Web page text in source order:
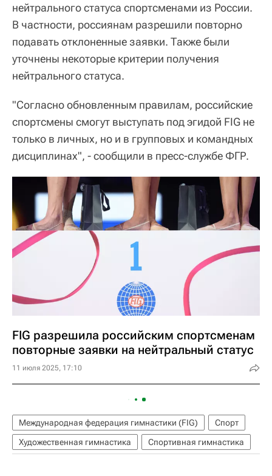
нейтрального статуса спортсменами из России.
В частности, россиянам разрешили повторно
подавать отклоненные заявки. Также были
уточнены некоторые критерии получения
нейтрального статуса.
"Согласно обновленным правилам, российские
спортсмены смогут выступать под эгидой FIG не
только в личных, но и в групповых и командных
дисциплинах", - сообщили в пресс-службе ФГР.
FIG разрешила российским спортсменам
повторные заявки на нейтральный статус
11 июля 2025, 17:10
Международная федерация гимнастики (FIG)
Спорт
Художественная гимнастика
Спортивная гимнастика